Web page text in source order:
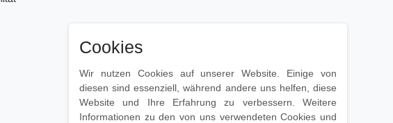
Cookies
Wir nutzen Cookies auf unserer Website. Einige von
diesen sind essenziell, während andere uns helfen, diese
Website und Ihre Erfahrung zu verbessern. Weitere
Informationen zu den von uns verwendeten Cookies und